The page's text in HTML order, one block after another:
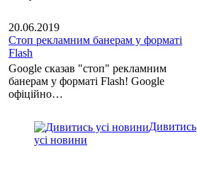
20.06.2019
Стоп рекламним банерам у форматі
Flash
Google сказав "стоп" рекламним
банерам у форматі Flash! Google
офіційно…
Дивитись
усі новини